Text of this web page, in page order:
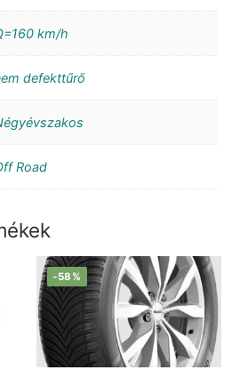
km/h
defekttűrő
Road
-58%